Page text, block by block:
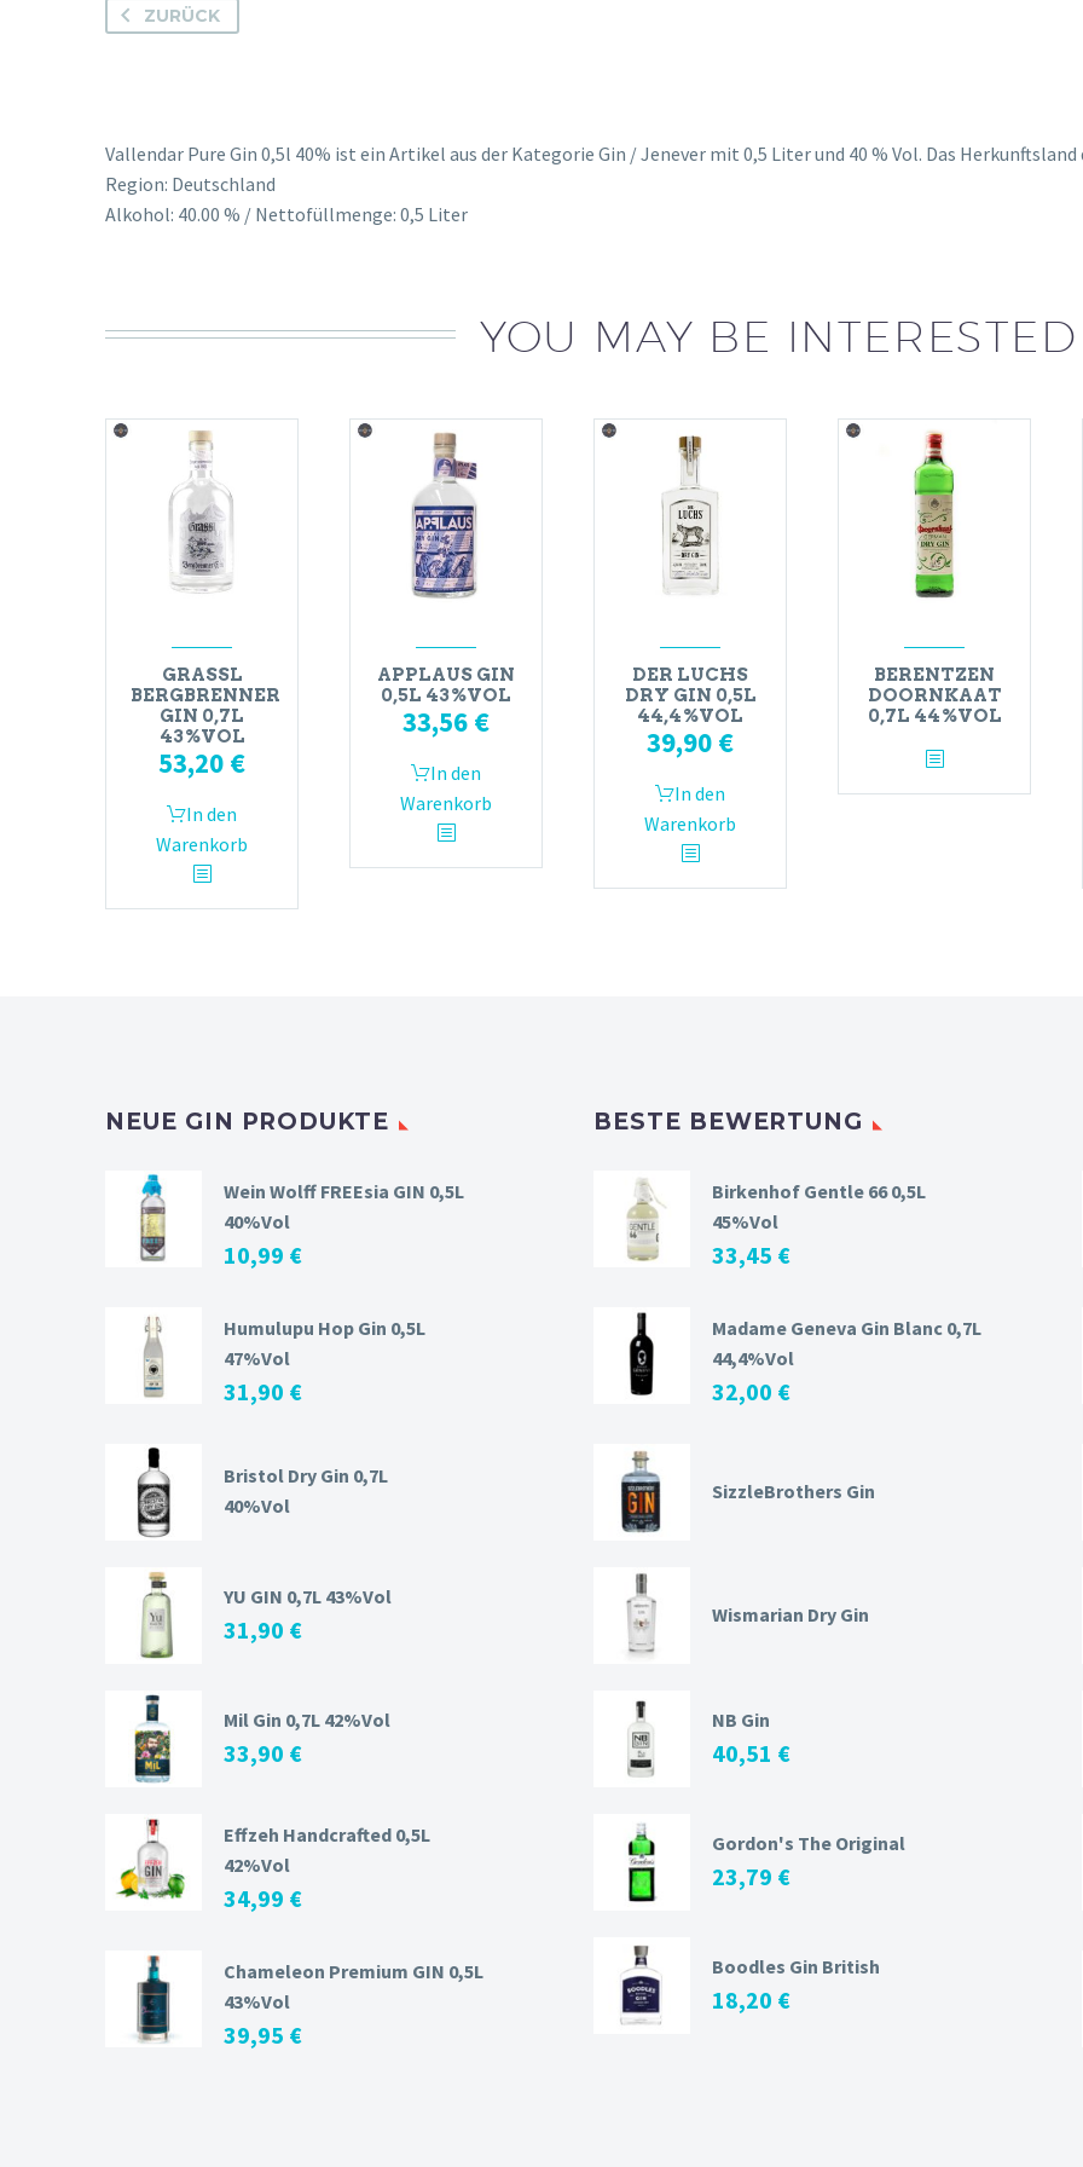
ZURÜCK
Vallendar Pure Gin 0,5l 40% ist ein Artikel aus der Kategorie Gin / Jenever mit 0,5 Liter und 40 % Vol. Das
Region: Deutschland
Alkohol: 40.00 % / Nettofüllmenge: 0,5 Liter
YOU MAY BE
GRASSL
BERGBRENNER
GIN 0,7L
43%VOL
53,20 €
In den
Warenkorb
APPLAUS GIN
0,5L 43%VOL
33,56 €
In den
Warenkorb
DER LUCHS
DRY GIN 0,5L
44,4%VOL
39,90 €
In den
Warenkorb
BERENTZEN
DOORNKAAT
0,7L 44%VOL
NEUE GIN PRODUKTE
Wein Wolff FREEsia GIN 0,5L
40%Vol
10,99 €
Humulupu Hop Gin 0,5L
47%Vol
31,90 €
Bristol Dry Gin 0,7L
40%Vol
YU GIN 0,7L 43%Vol
31,90 €
Mil Gin 0,7L 42%Vol
33,90 €
Effzeh Handcrafted 0,5L
42%Vol
34,99 €
Chameleon Premium GIN 0,5L
43%Vol
39,95 €
BESTE BEWERTUNG
Birkenhof Gentle 66 0,5L
45%Vol
33,45 €
Madame Geneva Gin Blanc 0,7L
44,4%Vol
32,00 €
SizzleBrothers Gin
Wismarian Dry Gin
NB Gin
40,51 €
Gordon's The Original
23,79 €
Boodles Gin British
18,20 €